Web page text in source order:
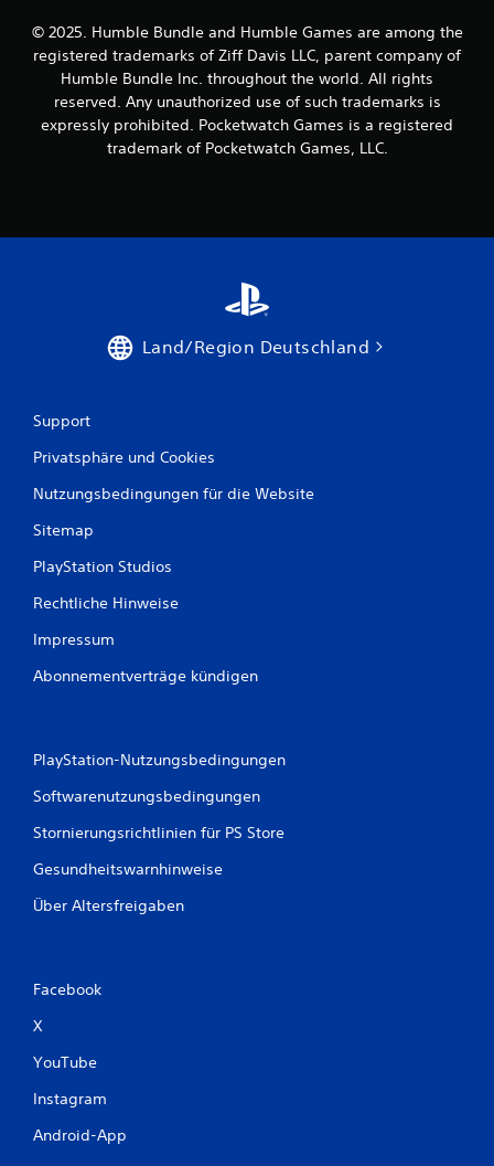
© 2025. Humble Bundle and Humble Games are among the
registered trademarks of Ziff Davis LLC, parent company of
Humble Bundle Inc. throughout the world. All rights
reserved. Any unauthorized use of such trademarks is
expressly prohibited. Pocketwatch Games is a registered
trademark of Pocketwatch Games, LLC.
Land/Region Deutschland
Support
Privatsphäre und Cookies
Nutzungsbedingungen für die Website
Sitemap
PlayStation Studios
Rechtliche Hinweise
Impressum
Abonnementverträge kündigen
PlayStation-Nutzungsbedingungen
Softwarenutzungsbedingungen
Stornierungsrichtlinien für PS Store
Gesundheitswarnhinweise
Über Altersfreigaben
Facebook
X
YouTube
Instagram
Android-App